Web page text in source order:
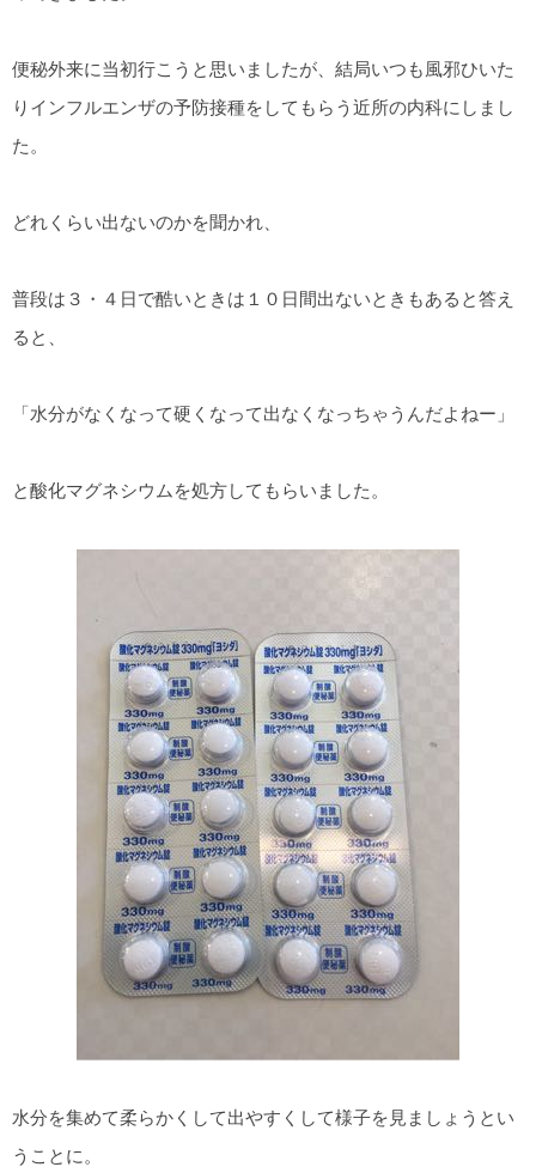
便秘外来に当初行こうと思いましたが、結局いつも風邪ひいた
りインフルエンザの予防接種をしてもらう近所の内科にしまし
た。
どれくらい出ないのかを聞かれ、
普段は３・４日で酷いときは１０日間出ないときもあると答え
ると、
「水分がなくなって硬くなって出なくなっちゃうんだよねー」
と酸化マグネシウムを処方してもらいました。
水分を集めて柔らかくして出やすくして様子を見ましょうとい
うことに。